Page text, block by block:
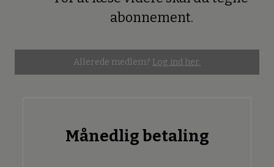
abonnement.
Allerede medlem? Log ind her.
Månedlig betaling